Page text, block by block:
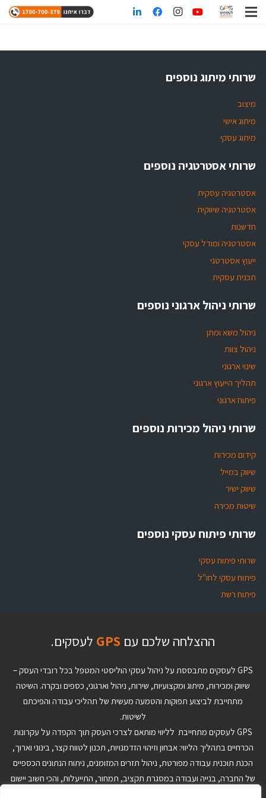
שרותי מיתוג נוספים
מיצוב
מיתוג אישי
מיתוג עסקי
שרותי אסטרטגיה נוספים
אסטרטגיה עסקית
אסטרטגיה שיווקית
חדשנות
אסטרטגיה ומודל עסקי
ייעוץ אסטרטגי
תכנית עסקית
שרותי ניהול ארגוני נוספים
ניהול משא ומתן
ניהול צוות
שינוי ארגוני
תהליך הייעוץ ארגוני
פיתוח ארגוני
שרותי ניהול מכירות נוספים
קידום מכירות
שיווק במייל
שיווק ישיר
שיטות מכירה
שרותי פיתוח עסקי נוספים
שרותי פיתוח עסקי
פיתוח עסקי לחו"ל
פיתוח רשת
ההצלחה שלכם עם GPS לעסקים.
GPS לעסקים מתבססת על ניהול עסקי הוליסטי המטפל בכל רובדי העסק –
שיווק ומכירות, מיתוג ומקצועיות, שירות, ניהול וארגוני, כספים ובקרה. השיטה
מתחייבת לביצוע תפוקות והטמעה מעשית של תהליכי עבודה והפיכתם
לשיטות.
GPS לעסקים מתחייבת לליווי מותאם לצרכי העסק תוך הקפדה על עקרונות
הכרחיים בתהליך הליווי: אבחון וזיהוי הזדמנויות, תכנון לטווח קצר, בינוני וארוך,
הכנת תוכנית עבודה מפורטת, ניהול תזרים המזומנים, ניתוח הנתונים הכספיים
של החברה, בנייה ועבודה במסגרת תקציב, תמחור, התייעלות, והכי חשוב יישום